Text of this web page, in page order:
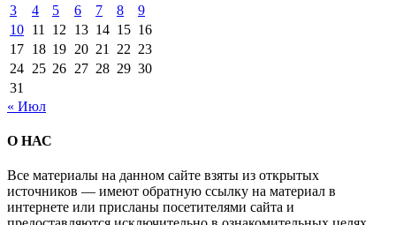
3
4 5 6 7 8
9
10 11 12 13 14 15 16
17 18 19 20 21 22 23
24 25 26 27 28 29 30
31
« Июл
О НАС
Все материалы на данном сайте взяты из открытых
источников — имеют обратную ссылку на материал в
интернете или присланы посетителями сайта и